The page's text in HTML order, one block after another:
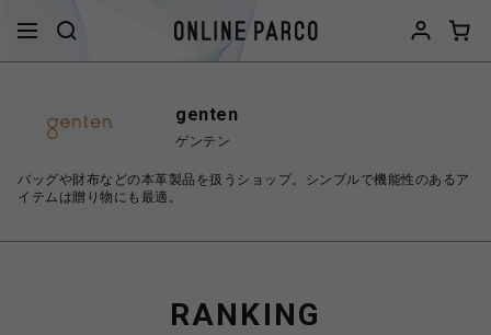
genten
ゲンテン
バッグや財布などの本革製品を扱うショップ。シンプルで機能性のあるア
イテムは贈り物にも最適。
RANKING